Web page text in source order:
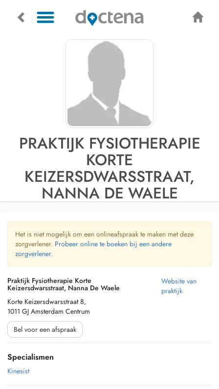
PRAKTIJK FYSIOTHERAPIE
KORTE
KEIZERSDWARSSTRAAT,
NANNA DE WAELE
Het is niet mogelijk om een onlineafspraak te maken met deze
zorgverlener. Probeer online te boeken bij een andere
zorgverlener.
Praktijk Fysiotherapie Korte
Keizersdwarsstraat, Nanna De Waele
Korte Keizersdwarsstraat 8,
1011 GJ Amsterdam Centrum
Website van
praktijk
Bel voor een afspraak
Specialismen
Kinesist